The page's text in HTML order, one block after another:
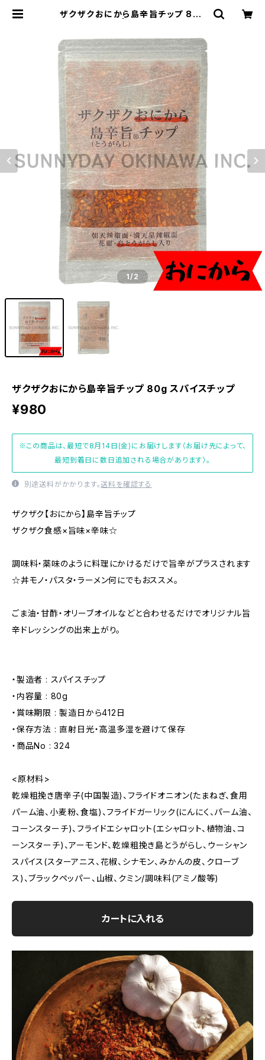
ザクザクおにから島辛旨チップ 80g
1/2
ザクザクおにから島辛旨チップ 80g スパイスチップ
¥980
※この商品は、最短で8月14日(金)にお届けします（お届け先によって、
最短到着日に数日追加される場合があります）。
別途送料がかかります。送料を確認する
ザクザク【おにから】島辛旨チップ
ザクザク食感×旨味×辛味☆
調味料・薬味のように料理にかけるだけで旨辛がプラスされます
☆丼モノ・パスタ・ラーメン何にでもおススメ。
ごま油・甘酢・オリーブオイルなどと合わせるだけでオリジナル旨
辛ドレッシングの出来上がり。
・製造者 : スパイスチップ
・内容量 : 80g
・賞味期限 : 製造日から412日
・保存方法 : 直射日光・高温多湿を避けて保存
・商品No : 324
<原材料>
乾燥粗挽き唐辛子(中国製造)、フライドオニオン(たまねぎ、食用
パーム油、小麦粉、食塩)、フライドガーリック(にんにく、パーム油、
コーンスターチ)、フライドエシャロット(エシャロット、植物油、コ
ーンスターチ)、アーモンド、乾燥粗挽き島とうがらし、ウーシャン
スパイス(スターアニス、花椒、シナモン、みかんの皮、クローブ
ス)、ブラックペッパー、山椒、クミン/調味料(アミノ酸等)
カートに入れる